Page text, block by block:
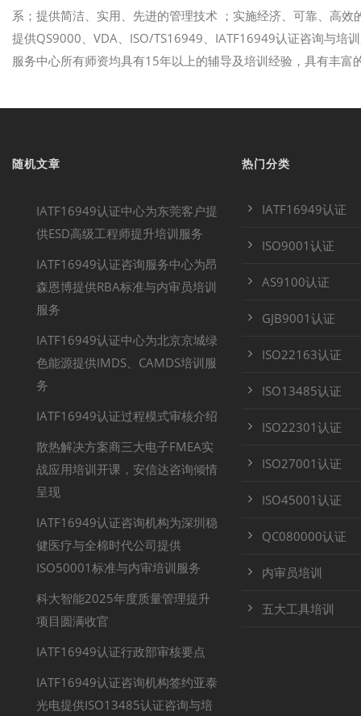
系；提供简洁、实用、先进的管理技术 ；实施经济、可靠、高
提供QS9000、VDA、ISO/TS16949、IATF16949认证咨询与培
服务中心所有师资均具有15年以上的辅导及培训经验，具有丰富
随机文章
IATF16949认证中心为东莞客户提
供ESD高级工程师提升培训服务
IATF16949认证咨询服务中心为昂
森恩博提供RBA标准与内审员培训
服务
IATF16949认证中心为北京京城绿
色能源提供IMDS、CAMDS培训服
务
IATF16949认证过程模式审核介绍
散热解决方案商三大电子FMEA实
战应用培训开课，安信达咨询倾情
呈现
IATF16949认证咨询机构为深圳稳
健医疗与全棉时代公司提供
ISO50001标准与内审培训服务
科大智能2025年度质量管理提升
项目圆满收官
IATF16949认证行政部审核要点
IATF16949认证咨询机构签约亚泰
光电提供ISO13485认证咨询与培
热门分类
IATF16949认证
ISO9001认证
AS9100认证
GJB9001认证
ISO22163认证
ISO13485认证
ISO22301认证
ISO27001认证
ISO45001认证
QC080000认证
内审员培训
五大工具培训